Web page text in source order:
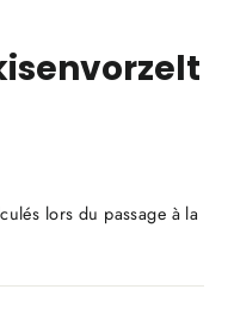
lors du passage à la